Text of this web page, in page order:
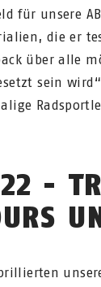
für unsere
die er
über alle
sein
-